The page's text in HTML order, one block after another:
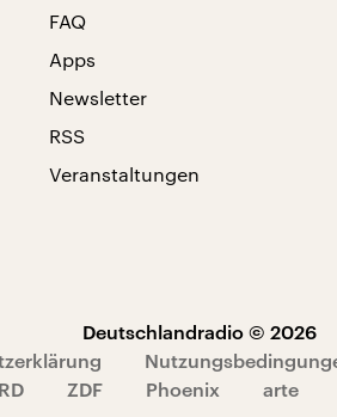
FAQ
Apps
Newsletter
RSS
Veranstaltungen
Deutschlandradio © 2026
ZDF Phoenix arte